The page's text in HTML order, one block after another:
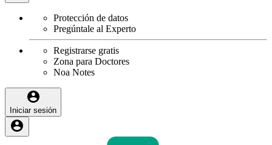
Protección de datos
Pregúntale al Experto
Registrarse gratis
Zona para Doctores
Noa Notes
Iniciar sesión